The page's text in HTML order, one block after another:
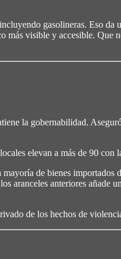
gasolineras. Eso da
visible y accesible. Que
la gobernabilidad.
elevan a más de 90 con
de bienes importados
aranceles anteriores añade
de los hechos de